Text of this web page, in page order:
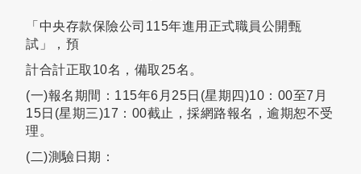
「中央存款保險公司115年進用正式職員公開甄
試」，預
計合計正取10名，備取25名。
(一)報名期間：115年6月25日(星期四)10：00至7月
15日(星期三)17：00截止，採網路報名，逾期恕不受
理。
(二)測驗日期：